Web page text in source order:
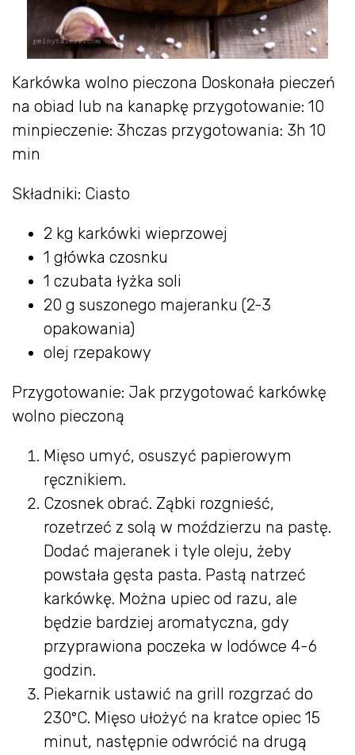
Karkówka wolno pieczona Doskonała pieczeń
na obiad lub na kanapkę przygotowanie: 10
minpieczenie: 3hczas przygotowania: 3h 10
min
Składniki: Ciasto
2 kg karkówki wieprzowej
1 główka czosnku
1 czubata łyżka soli
20 g suszonego majeranku (2-3
opakowania)
olej rzepakowy
Przygotowanie: Jak przygotować karkówkę
wolno pieczoną
Mięso umyć, osuszyć papierowym
ręcznikiem.
Czosnek obrać. Ząbki rozgnieść,
rozetrzeć z solą w moździerzu na pastę.
Dodać majeranek i tyle oleju, żeby
powstała gęsta pasta. Pastą natrzeć
karkówkę. Można upiec od razu, ale
będzie bardziej aromatyczna, gdy
przyprawiona poczeka w lodówce 4-6
godzin.
Piekarnik ustawić na grill rozgrzać do
230°C. Mięso ułożyć na kratce opiec 15
minut, następnie odwrócić na drugą